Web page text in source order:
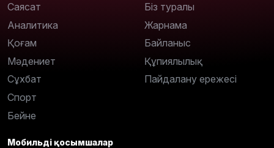
Саясат
Аналитика
Қоғам
Мәдениет
Сұхбат
Спорт
Бейне
Біз туралы
Жарнама
Байланыс
Құпиялылық
Пайдалану ережесі
Мобильді қосымшалар